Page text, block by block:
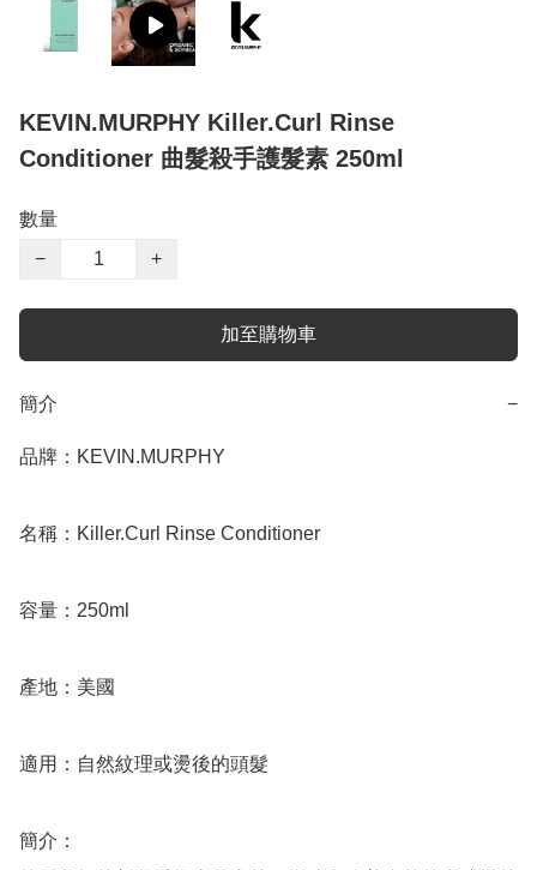
KEVIN.MURPHY Killer.Curl Rinse
Conditioner 曲髮殺手護髮素 250ml
數量
−
+
加至購物車
簡介 −
品牌：KEVIN.MURPHY
名稱：Killer.Curl Rinse Conditioner
容量：250ml
產地：美國
適用：自然紋理或燙後的頭髮
簡介：